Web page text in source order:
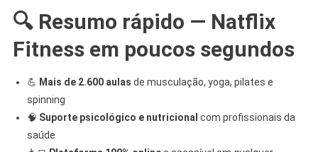
🔍 Resumo rápido — Natflix
Fitness em poucos segundos
💪 Mais de 2.600 aulas de musculação, yoga, pilates e
spinning
🧠 Suporte psicológico e nutricional com profissionais da
saúde